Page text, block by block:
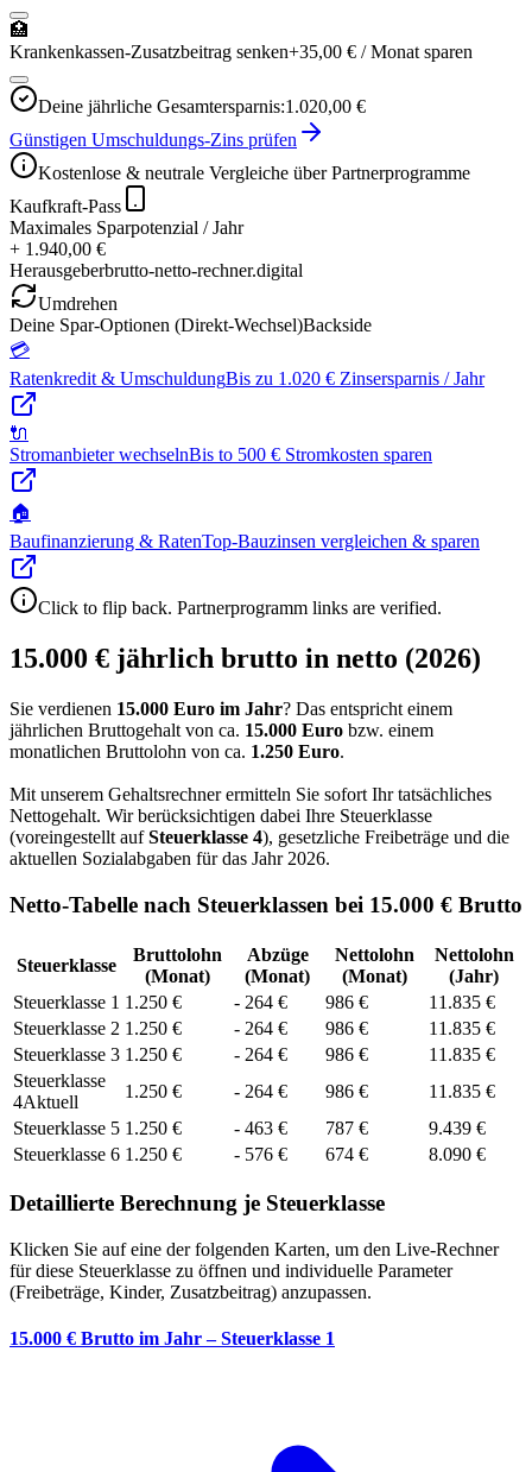
🏥
Krankenkassen-Zusatzbeitrag senken+35,00 € / Monat sparen
Deine jährliche Gesamtersparnis:1.020,00 €
Günstigen Umschuldungs-Zins prüfen
Kostenlose & neutrale Vergleiche über Partnerprogramme
Kaufkraft-Pass
Maximales Sparpotenzial / Jahr
+ 1.940,00 €
Herausgeberbrutto-netto-rechner.digital
Umdrehen
Deine Spar-Optionen (Direkt-Wechsel)Backside
💳
Ratenkredit & UmschuldungBis zu 1.020 € Zinsersparnis / Jahr
🔌
Stromanbieter wechselnBis to 500 € Stromkosten sparen
🏠
Baufinanzierung & RatenTop-Bauzinsen vergleichen & sparen
Click to flip back. Partnerprogramm links are verified.
15.000 € jährlich brutto in netto (2026)
Sie verdienen 15.000 Euro im Jahr? Das entspricht einem
jährlichen Bruttogehalt von ca. 15.000 Euro bzw. einem
monatlichen Bruttolohn von ca. 1.250 Euro.
Mit unserem Gehaltsrechner ermitteln Sie sofort Ihr tatsächliches
Nettogehalt. Wir berücksichtigen dabei Ihre Steuerklasse
(voreingestellt aufSteuerklasse 4), gesetzliche Freibeträge und die
aktuellen Sozialabgaben für das Jahr 2026.
Netto-Tabelle nach Steuerklassen bei 15.000 € Brutto
Steuerklasse
Bruttolohn
(Monat)
Abzüge
(Monat)
Nettolohn
(Monat)
Nettolohn
(Jahr)
Steuerklasse 1 1.250 € - 264 € 986 € 11.835 €
Steuerklasse 2 1.250 € - 264 € 986 € 11.835 €
Steuerklasse 3 1.250 € - 264 € 986 € 11.835 €
Steuerklasse
4Aktuell
1.250 € - 264 € 986 € 11.835 €
Steuerklasse 5 1.250 € - 463 € 787 € 9.439 €
Steuerklasse 6 1.250 € - 576 € 674 € 8.090 €
Detaillierte Berechnung je Steuerklasse
Klicken Sie auf eine der folgenden Karten, um den Live-Rechner
für diese Steuerklasse zu öffnen und individuelle Parameter
(Freibeträge, Kinder, Zusatzbeitrag) anzupassen.
15.000 € Brutto im Jahr – Steuerklasse 1